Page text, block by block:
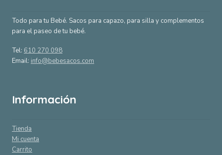
Todo para tu Bebé. Sacos para capazo, para silla y complementos
para el paseo de tu bebé.
Tel: 610 270 098
Email: info@bebesacos.com
Información
Tienda
Mi cuenta
Carrito